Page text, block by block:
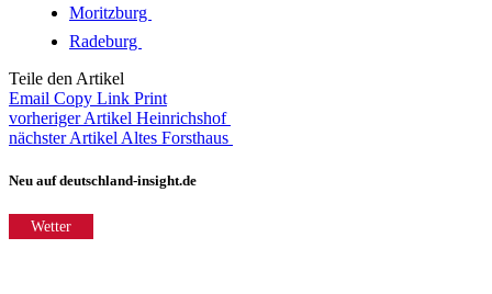
Moritzburg
Radeburg
Teile den Artikel
Email Copy Link Print
vorheriger Artikel Heinrichshof
nächster Artikel Altes Forsthaus
Neu auf deutschland-insight.de
Wetter